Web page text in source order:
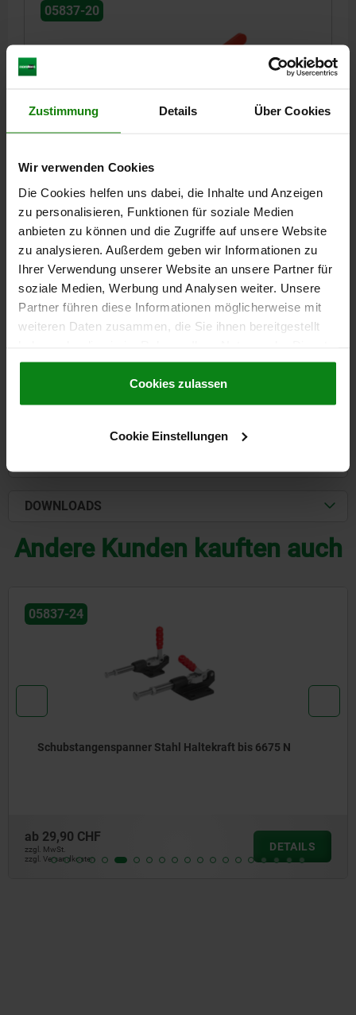
Zustimmung Details Über Cookies
Wir verwenden Cookies
Die Cookies helfen uns dabei, die Inhalte und Anzeigen
zu personalisieren, Funktionen für soziale Medien
anbieten zu können und die Zugriffe auf unsere Website
zu analysieren. Außerdem geben wir Informationen zu
Ihrer Verwendung unserer Website an unsere Partner für
soziale Medien, Werbung und Analysen weiter. Unsere
Partner führen diese Informationen möglicherweise mit
weiteren Daten zusammen, die Sie ihnen bereitgestellt
gesammelt haben.Cookie Richtlinien
Datenschutz|AGB
Cookies zulassen
Cookie Einstellungen
05837-20
FORM=C HALTEKRAFT F2 N=3000 LÄNGE=103 A=40 A1=57
A2=8,5
B=40 B1=56 B5=3 C1=43 D=8,5 D1=15,9 H=55,5
HUB S=28
L1=46 L2=36 L3=9 L4=306 M=M8X30
ÖFFNUNGSWINKEL GRIFF=72°
HANDKRAFT FH N=60
SPANNKRAFT F1 N=1500
Bestellnummer:05837-20-03000
48,94 CHF
DOWNLOADS
Andere Kunden kauften auch
05837-24
Schubstangenspanner Stahl Haltekraft bis 6675 N
ab 29,90 CHF
zzgl. MwSt.
zzgl. Versandkosten
DETAILS